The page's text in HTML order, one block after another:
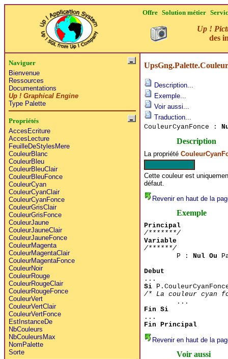
Offre Solution métier
Up !
des
Naviguer
Bienvenue
Ressources
Documentations
Up ! Graphical Engine
Type Palette
Propriétés
AccesEcriture
AccesLecture
FeuilleDeStylesMere
CouleurBlanc
CouleurBleu
CouleurBleuClair
CouleurBleuFonce
CouleurCyan
CouleurCyanClair
CouleurCyanFonce
CouleurGrisClair
CouleurGrisFonce
CouleurJaune
CouleurJauneClair
CouleurJauneFonce
CouleurMagenta
CouleurMagentaClair
CouleurMagentaFonce
CouleurNoir
CouleurRouge
CouleurRougeClair
CouleurRougeFonce
CouleurVert
CouleurVertClair
CouleurVertFonce
EstInstanceDe
NbCouleurs
NbCouleursMax
NomPalette
Sorte
Description...
Exemple...
Voir aussi...
Traduction...
CouleurCyanFonce :
Description
La propriété
Cette couleur est
défaut.
Revenir en haut de la
Exemple
Principal
/*******/
Variable
/******/
P : Nul Ou
Debut
...
Si
/* La couleur cyan
...
Fin Si
...
Fin Principal
Revenir en haut de la
Voir aussi